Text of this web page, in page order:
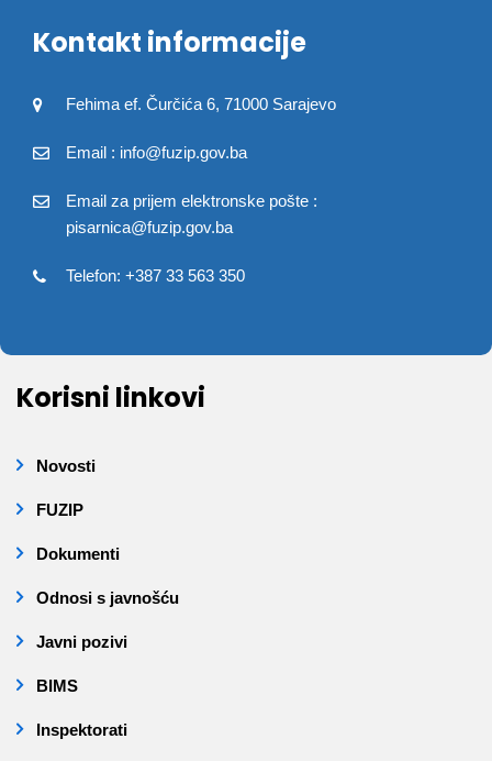
Kontakt informacije
Fehima ef. Čurčića 6, 71000 Sarajevo
Email : info@fuzip.gov.ba
Email za prijem elektronske pošte :
pisarnica@fuzip.gov.ba
Telefon: +387 33 563 350
Korisni linkovi
Novosti
FUZIP
Dokumenti
Odnosi s javnošću
Javni pozivi
BIMS
Inspektorati